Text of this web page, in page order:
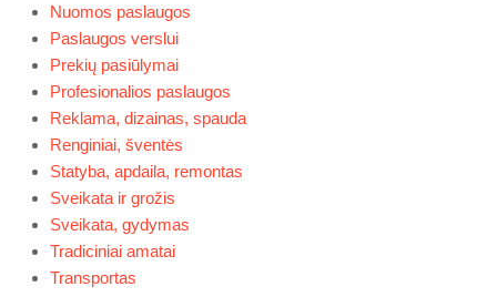
Nuomos paslaugos
Paslaugos verslui
Prekių pasiūlymai
Profesionalios paslaugos
Reklama, dizainas, spauda
Renginiai, šventės
Statyba, apdaila, remontas
Sveikata ir grožis
Sveikata, gydymas
Tradiciniai amatai
Transportas